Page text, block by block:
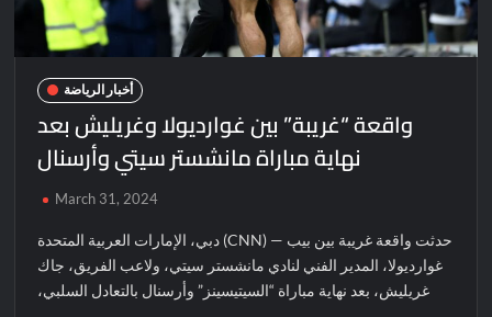
أخبار الرياضة
واقعة “غريبة” بين غوارديولا وغريليش بعد
نهاية مباراة مانشستر سيتي وأرسنال
March 31, 2024
دبي، الإمارات العربية المتحدة (CNN) — حدثت واقعة غريبة بين بيب
غوارديولا، المدير الفني لنادي مانشستر سيتي، ولاعب الفريق، جاك
غريليش، بعد نهاية مباراة “السيتيسينز” وأرسنال بالتعادل السلبي،